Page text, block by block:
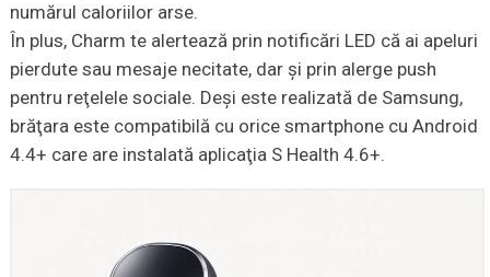
numărul caloriilor arse.
În plus, Charm te alertează prin notificări LED că ai apeluri
pierdute sau mesaje necitate, dar şi prin alerge push
pentru reţelele sociale. Deşi este realizată de Samsung,
brăţara este compatibilă cu orice smartphone cu Android
4.4+ care are instalată aplicaţia S Health 4.6+.